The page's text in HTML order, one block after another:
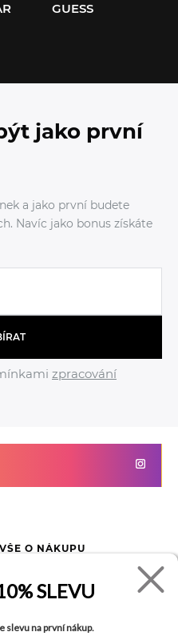
GUESS
jako první
a jako první budete
Navíc jako bonus získáte
zpracování
VŠE O NÁKUPU
Jak reklamovat zboží
Tabulka velikostí
SLEVU
slevu na první nákup.